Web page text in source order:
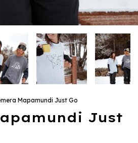
Mapamundi Just Go
Just